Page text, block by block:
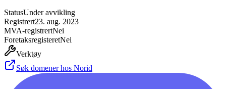
StatusUnder avvikling
Registrert23. aug. 2023
MVA-registrertNei
ForetaksregisteretNei
Verktøy
Søk domener hos Norid